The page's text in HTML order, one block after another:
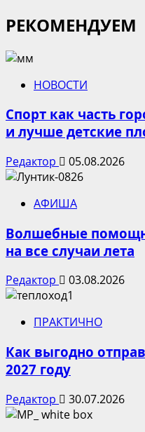
РЕКОМЕНДУЕМ
НОВОСТИ
Спорт как часть
и лучше детские
Редактор 05.08.2026
АФИША
Волшебные
на все случаи лета
Редактор 03.08.2026
ПРАКТИЧНО
Как выгодно
2027 году
Редактор 30.07.2026